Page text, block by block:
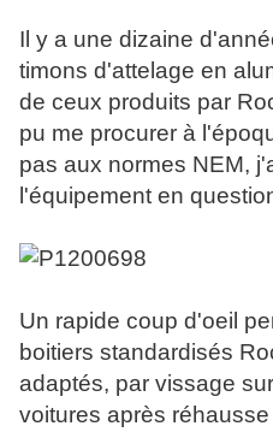
Il y a une dizaine
timons d'attelage en
de ceux produits par
pu me procurer à
pas aux normes NEM,
l'équipement en
Un rapide coup d'oeil
boitiers standardisés
adaptés, par vissage
voitures après